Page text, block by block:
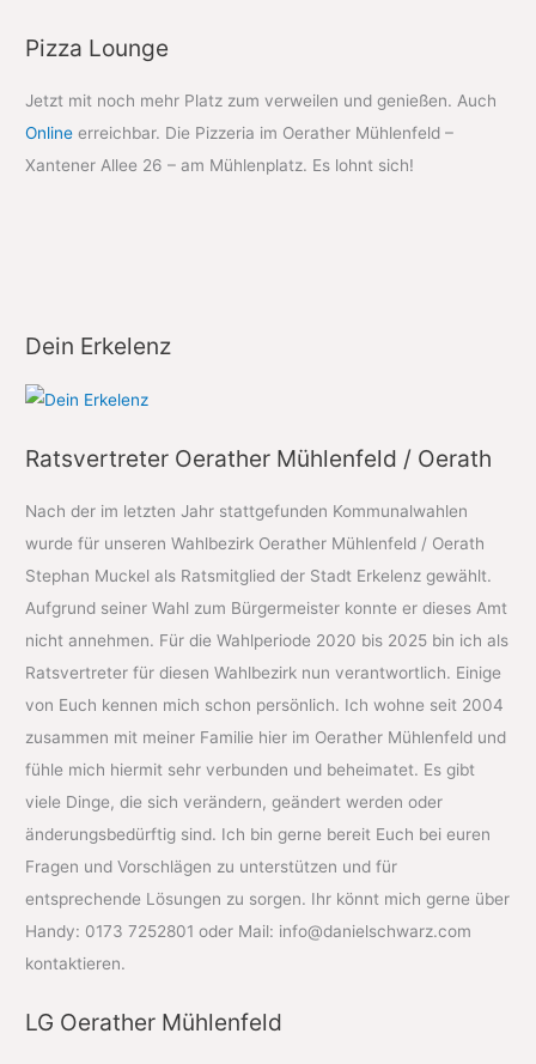
Pizza Lounge
Jetzt mit noch mehr Platz zum verweilen und genießen. Auch
Online erreichbar. Die Pizzeria im Oerather Mühlenfeld –
Xantener Allee 26 – am Mühlenplatz. Es lohnt sich!
Dein Erkelenz
Ratsvertreter Oerather Mühlenfeld / Oerath
Nach der im letzten Jahr stattgefunden Kommunalwahlen
wurde für unseren Wahlbezirk Oerather Mühlenfeld / Oerath
Stephan Muckel als Ratsmitglied der Stadt Erkelenz gewählt.
Aufgrund seiner Wahl zum Bürgermeister konnte er dieses Amt
nicht annehmen. Für die Wahlperiode 2020 bis 2025 bin ich als
Ratsvertreter für diesen Wahlbezirk nun verantwortlich. Einige
von Euch kennen mich schon persönlich. Ich wohne seit 2004
zusammen mit meiner Familie hier im Oerather Mühlenfeld und
fühle mich hiermit sehr verbunden und beheimatet. Es gibt
viele Dinge, die sich verändern, geändert werden oder
änderungsbedürftig sind. Ich bin gerne bereit Euch bei euren
Fragen und Vorschlägen zu unterstützen und für
entsprechende Lösungen zu sorgen. Ihr könnt mich gerne über
Handy: 0173 7252801 oder Mail: info@danielschwarz.com
kontaktieren.
LG Oerather Mühlenfeld